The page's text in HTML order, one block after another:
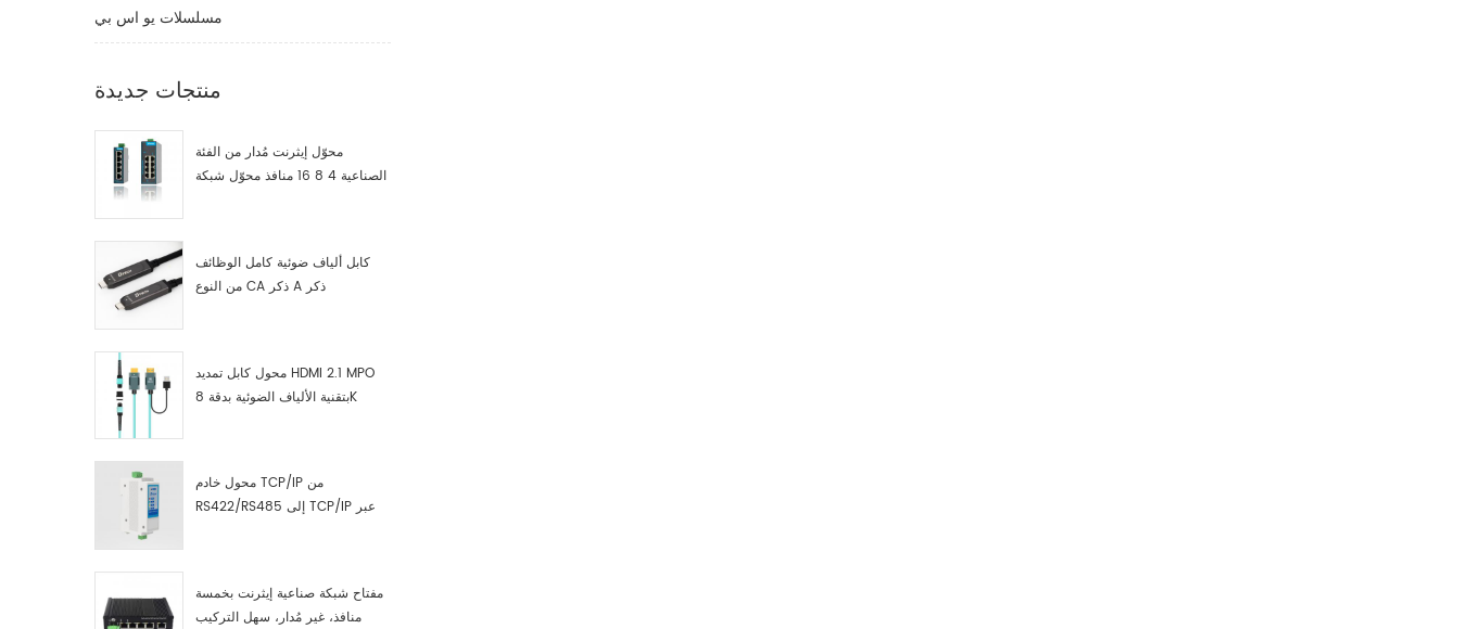
مسلسلات يو اس بي
منتجات جديدة
محوّل إيثرنت مُدار من الفئة
الصناعية 4 8 16 منافذ محوّل شبكة
كابل ألياف ضوئية كامل الوظائف
من النوع CA ذكر A ذكر
محول كابل تمديد HDMI 2.1 MPO
بتقنية الألياف الضوئية بدقة 8K
محول خادم TCP/IP من
RS422/RS485 إلى TCP/IP عبر
مفتاح شبكة صناعية إيثرنت بخمسة
منافذ، غير مُدار، سهل التركيب